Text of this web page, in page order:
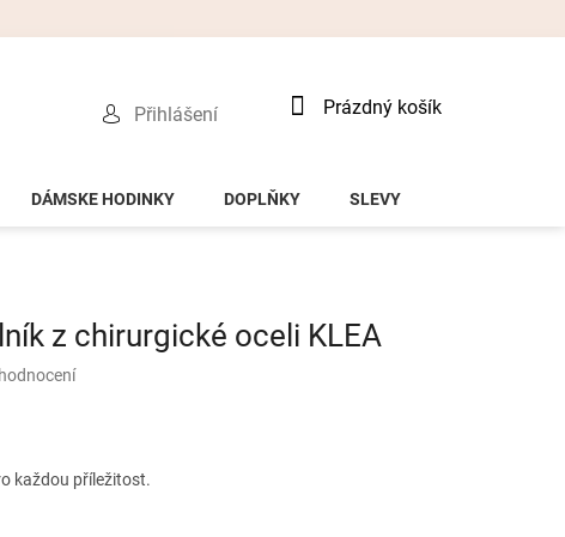
Přihlášení
Nákupní
Prázdný košík
DÁMSKE HODINKY DOPLŇKY SLEVY
z chirurgické oceli KLEA
každou příležitost.